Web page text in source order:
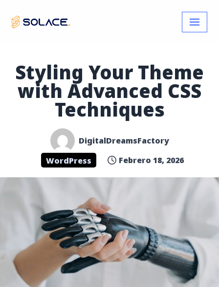
Skip
Styling Your Theme
with Advanced CSS
Techniques
DigitalDreamsFactory
WordPress
Febrero 18, 2026